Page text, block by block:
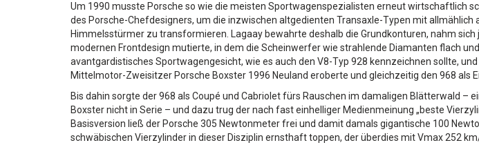
Um 1990 musste Porsche so wie die meisten Sportwagenspezialisten erneut wirtschaftlich
des Porsche-Chefdesigners, um die inzwischen altgedienten Transaxle-Typen mit
Himmelsstürmer zu transformieren. Lagaay bewahrte deshalb die Grundkonturen, nahm
modernen Frontdesign mutierte, in dem die Scheinwerfer wie strahlende Diamanten flach
avantgardistisches Sportwagengesicht, wie es auch den V8-Typ 928 kennzeichnen sollte,
Mittelmotor-Zweisitzer Porsche Boxster 1996 Neuland eroberte und gleichzeitig den 968 als
Bis dahin sorgte der 968 als Coupé und Cabriolet fürs Rauschen im damaligen Blätterwald
Boxster nicht in Serie – und dazu trug der nach fast einhelliger Medienmeinung „beste
Basisversion ließ der Porsche 305 Newtonmeter frei und damit damals gigantische 100
schwäbischen Vierzylinder in dieser Disziplin ernsthaft toppen, der überdies mit Vmax 252